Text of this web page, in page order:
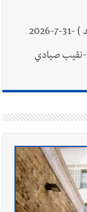
2026
وفاة الحاج مصطفى محمود بوجي -31-7-2026 -نقيب صيادي